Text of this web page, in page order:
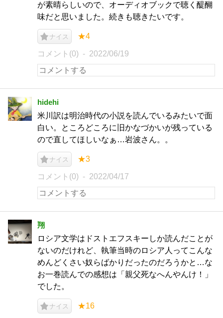
が素晴らしいので、オーディオブックで聴く醍醐
味だと思いました。続きも聴きたいです。
ナイス ★4
コメント(0) 2022/06/19
hidehi
米川訳は明治時代の小説を読んでいるみたいで面
白い。ところどころに旧かなづかいが残っている
ので直してほしいなぁ…岩波さん。。
ナイス ★3
コメント(0) 2022/04/17
翔
ロシア文学はドストエフスキーしか読んだことが
ないのだけれど、執筆当時のロシア人ってこんな
めんどくさい奴らばかりだったのだろうかと…な
お一巻読んでの感想は「親父死なへんやんけ！」
でした。
ナイス ★16